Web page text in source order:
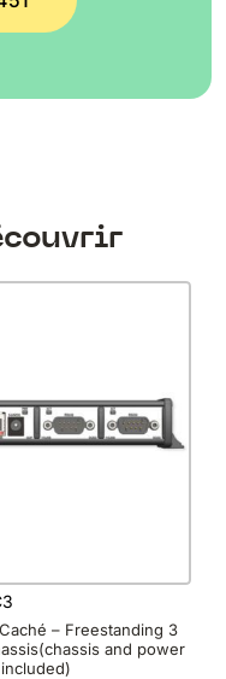
– Freestanding 3
and power